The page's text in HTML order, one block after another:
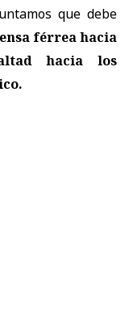
que debe
férrea hacia
hacia los